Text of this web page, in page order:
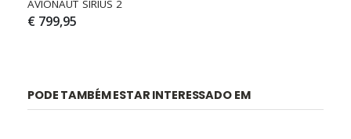
AVIONAUT SIRIUS 2
€ 799,95
PODE TAMBÉM ESTAR INTERESSADO EM